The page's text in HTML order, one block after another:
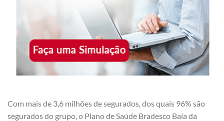
Com mais de 3,6 milhões de segurados, dos quais 96% são
segurados do grupo, o Plano de Saúde Bradesco Baía da